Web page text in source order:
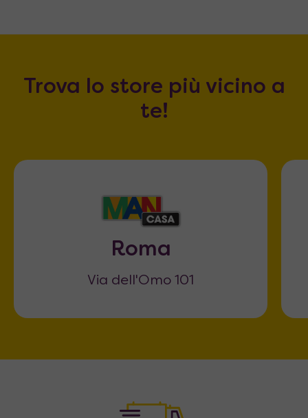
Trova lo store più vicino a
te!
Roma
Via dell'Omo 101